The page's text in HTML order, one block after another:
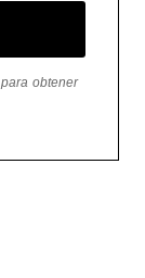
para obtener